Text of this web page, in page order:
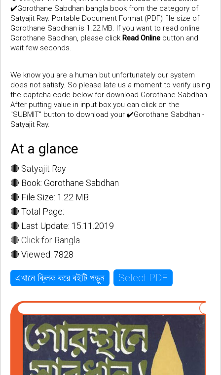
✔️Gorothane Sabdhan bangla book from the category of
Satyajit Ray. Portable Document Format (PDF) file size of
Gorothane Sabdhan is 1.22 MB. If you want to read online
Gorothane Sabdhan, please click Read Online button and
wait few seconds.
We know you are a human but unfortunately our system
does not satisfy. So please late us a moment to verify using
the captcha code below for download Gorothane Sabdhan.
After putting value in input box you can click on the
"SUBMIT" button to download your ✔️Gorothane Sabdhan -
Satyajit Ray.
At a glance
🔴 Satyajit Ray
🔴 Book: Gorothane Sabdhan
🔴 File Size: 1.22 MB
🔴 Total Page:
🔴 Last Update: 15.11.2019
🔴 Click for Bangla
🔴 Viewed: 7828
এখানে ক্লিক করে বইটি পড়ুন Select PDF